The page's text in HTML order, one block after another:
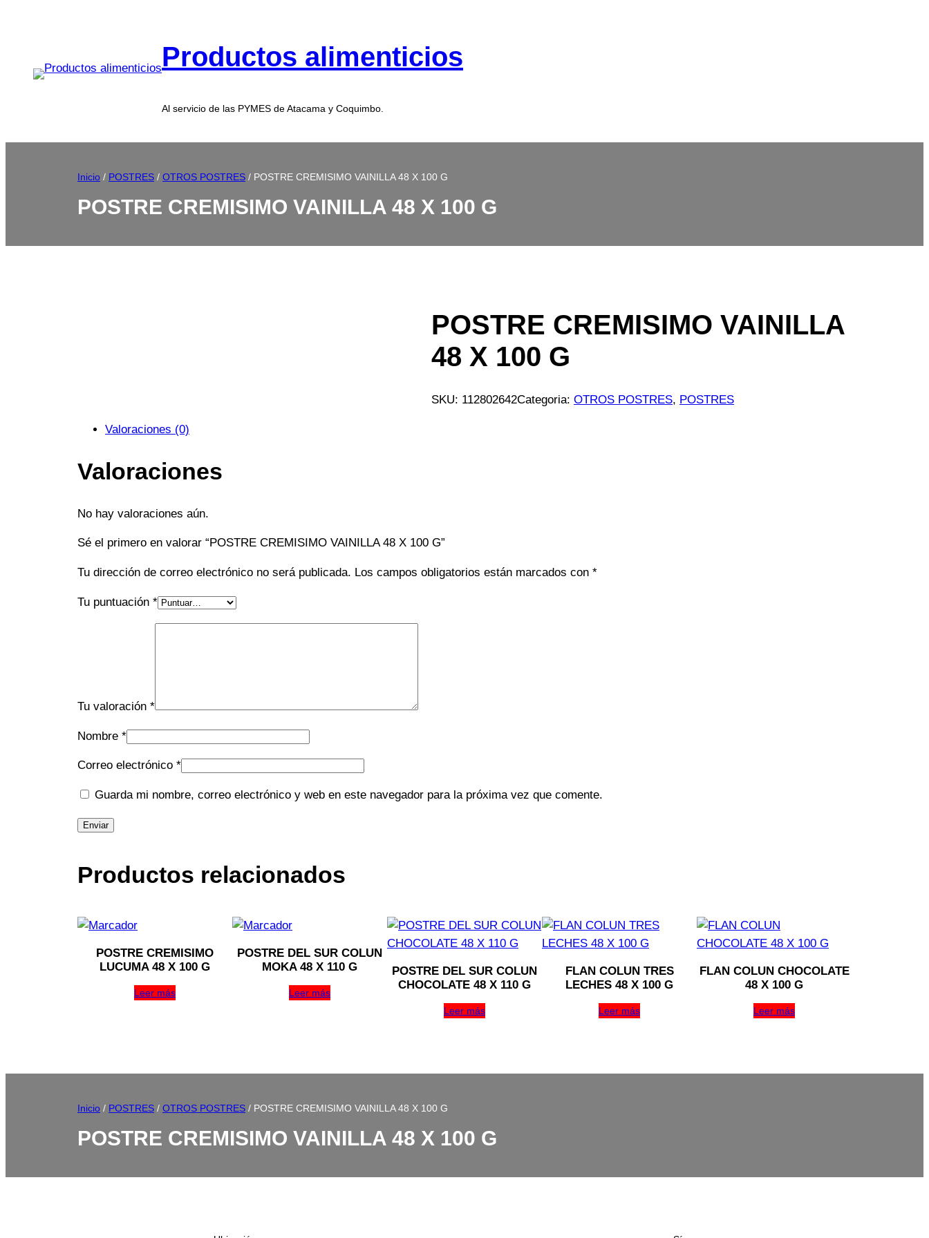
Productos alimenticios
Al servicio de las PYMES de Atacama y Coquimbo.
Inicio / POSTRES / OTROS POSTRES / POSTRE CREMISIMO VAINILLA 48 X 100 G
POSTRE CREMISIMO VAINILLA 48 X 100 G
POSTRE CREMISIMO VAINILLA
48 X 100 G
SKU: 112802642Categoria: OTROS POSTRES, POSTRES
Valoraciones (0)
Valoraciones
No hay valoraciones aún.
Sé el primero en valorar “POSTRE CREMISIMO VAINILLA 48 X 100 G”
Tu dirección de correo electrónico no será publicada. Los campos obligatorios están marcados con *
Tu puntuación *
Tu valoración *
Nombre *
Correo electrónico *
Guarda mi nombre, correo electrónico y web en este navegador para la próxima vez que comente.
Productos relacionados
POSTRE CREMISIMO
LUCUMA 48 X 100 G
Leer más
POSTRE DEL SUR COLUN
MOKA 48 X 110 G
Leer más
POSTRE DEL SUR COLUN
CHOCOLATE 48 X 110 G
Leer más
FLAN COLUN TRES
LECHES 48 X 100 G
Leer más
FLAN COLUN CHOCOLATE
48 X 100 G
Leer más
Inicio / POSTRES / OTROS POSTRES / POSTRE CREMISIMO VAINILLA 48 X 100 G
POSTRE CREMISIMO VAINILLA 48 X 100 G